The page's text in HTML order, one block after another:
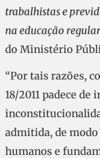
trabalhistas e
na educação regular
do Ministério
“Por tais razões,
18/2011 padece
admitida, de
humanos e